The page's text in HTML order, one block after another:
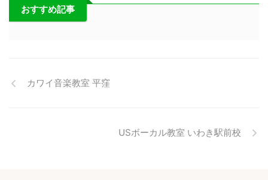
おすすめ記事
カワイ音楽教室 平窪
USボーカル教室 いわき駅前校